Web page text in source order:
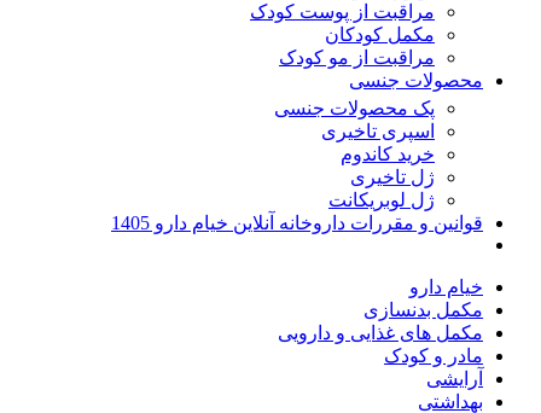
مراقبت از پوست کودک
مکمل کودکان
مراقبت از مو کودک
محصولات جنسی
پک محصولات جنسی
اسپری تاخیری
خرید کاندوم
ژل تاخیری
ژل لوبریکانت
قوانین و مقررات داروخانه آنلاین خیام دارو 1405
خیام دارو
مکمل بدنسازی
مکمل های غذایی و دارویی
مادر و کودک
آرایشی
بهداشتی